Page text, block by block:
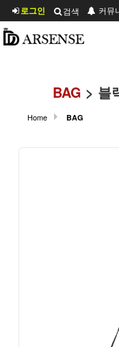
로그인 검색 커뮤
BAG > 블
Home BAG